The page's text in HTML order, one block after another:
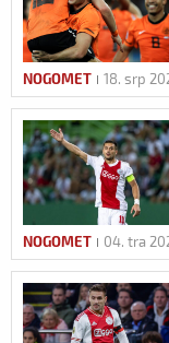
NOGOMET 18. srp
NOGOMET 04. tra